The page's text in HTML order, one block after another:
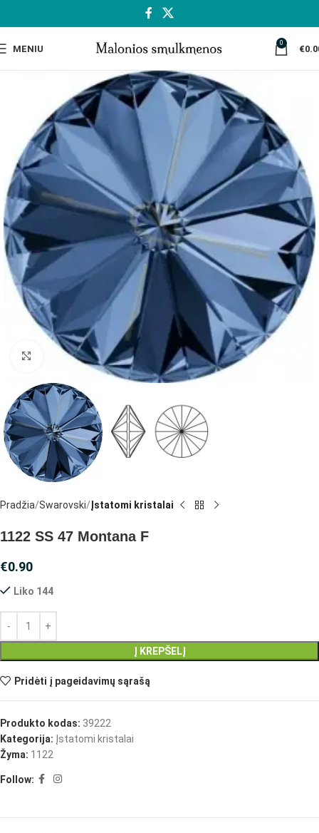
MENIU
0
€
Spustelėkite, jei norite padidinti
Pradžia Swarovski Įstatomi kristalai
1122 SS 47 Montana F
€0.90
Liko 144
Į KREPŠELĮ
Pridėti į pageidavimų sąrašą
Produkto kodas: 39222
Kategorija: Įstatomi kristalai
Žyma: 1122
Follow: